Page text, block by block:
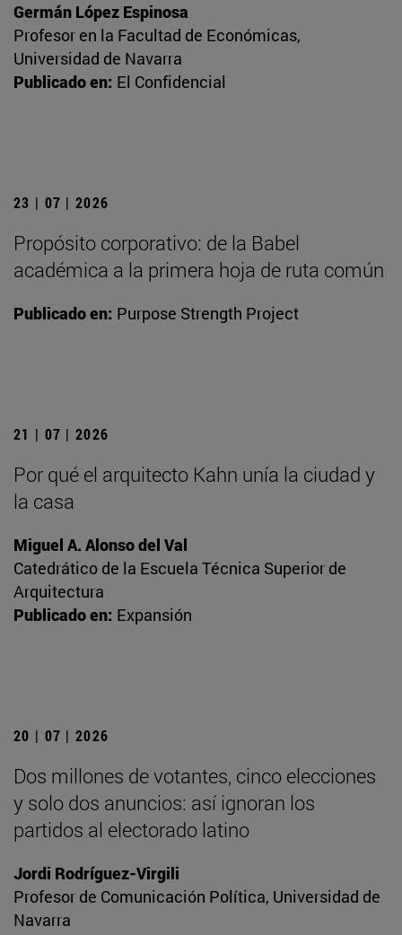
Germán López Espinosa
Profesor en la Facultad de Económicas,
Universidad de Navarra
Publicado en: El Confidencial
23 | 07 | 2026
Propósito corporativo: de la Babel
académica a la primera hoja de ruta común
Publicado en: Purpose Strength Project
21 | 07 | 2026
Por qué el arquitecto Kahn unía la ciudad y
la casa
Miguel A. Alonso del Val
Catedrático de la Escuela Técnica Superior de
Arquitectura
Publicado en: Expansión
20 | 07 | 2026
Dos millones de votantes, cinco elecciones
y solo dos anuncios: así ignoran los
partidos al electorado latino
Jordi Rodríguez-Virgili
Profesor de Comunicación Política, Universidad de
Navarra